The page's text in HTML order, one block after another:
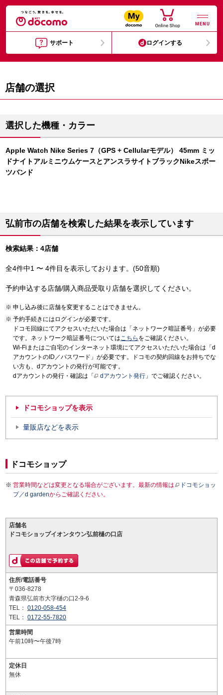
MENU
サポート ログインする
店舗の選択
選択した機種・カラー
Apple Watch Nike Series 7（GPS + Cellularモデル） 45mm ミッ
ドナイトアルミニウムケースとアンスラサイトブラックNikeスポー
ツバンド
弘前市の店舗を検索した結果を表示しています
検索結果：4店舗
全4件中1 〜 4件目を表示しております。(50音順)
予約申込する店舗/購入商品受取り店舗を選択してください。
申し込み後に店舗を変更することはできません。
予約手続きにはログインが必要です。
ドコモ回線にてアクセスいただいた場合は「ネットワーク暗証番号」が必要
です。ネットワーク暗証番号についてはこちら をご確認ください。
Wi-Fiまたはご自宅のインターネット環境にてアクセスいただいた場合は「d
アカウントのID／パスワード」が必要です。ドコモの契約回線をお持ちでな
い方も、dアカウントの発行が可能です。
dアカウントの発行・確認は「
dアカウント発行 」でご確認ください。
ドコモショップを表示
量販店などを表示
ドコモショップ
営業時間などは変更となる場合がございます。最新の情報は
ドコモショッ
プ／d gardenからご確認ください。
店舗名
ドコモショップイオンタウン弘前樋の口店
住所/電話番号
〒036-8278
青森県弘前市大字樋の口2-9-6
TEL： 0120-058-454
TEL： 0172-55-7820
営業時間
午前10時〜午後7時
定休日
無休